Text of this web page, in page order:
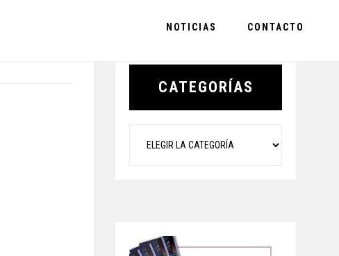
NOTICIAS CONTACTO
Primary
CATEGORÍAS